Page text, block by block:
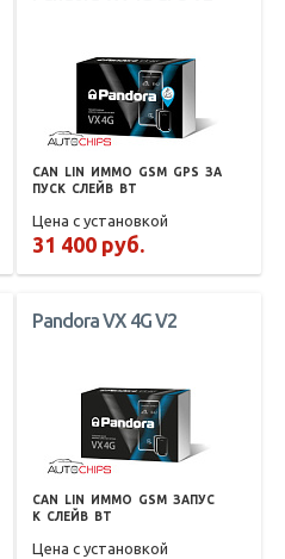
CAN LIN ИММО GSM GPS ЗА
ПУСК СЛЕЙВ BT
Цена с установкой
31 400 руб.
Pandora VX 4G V2
CAN LIN ИММО GSM ЗАПУС
К СЛЕЙВ BT
Цена с установкой